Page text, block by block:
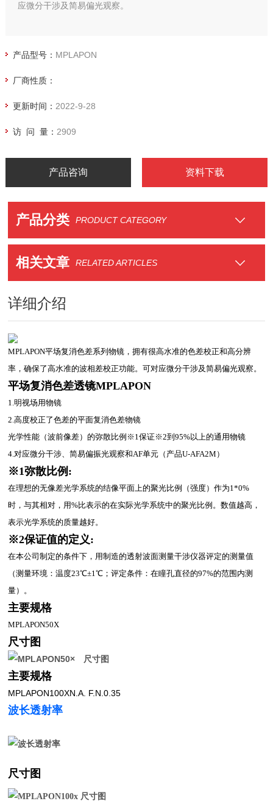
应微分干涉及简易偏光观察。
产品型号： MPLAPON
厂商性质：
更新时间： 2022-9-28
访 问 量： 2909
产品咨询 资料下载
产品分类 PRODUCT CATEGORY
相关文章 RELATED ARTICLES
详细介绍
MPLAPON平场复消色差系列物镜，拥有很高水准的色差校正和高分辨
率，确保了高水准的波相差校正功能。可对应微分干涉及简易偏光观察。
平场复消色差透镜MPLAPON
1.明视场用物镜
2.高度校正了色差的平面复消色差物镜
光学性能（波前像差）的弥散比例※1保证※2到95%以上的通用物镜
4.对应微分干涉、简易偏振光观察和AF单元（产品U-AFA2M）
※1弥散比例:
在理想的无像差光学系统的结像平面上的聚光比例（强度）作为1*0%
时，与其相对，用%比表示的在实际光学系统中的聚光比例。数值越高，
表示光学系统的质量越好。
※2保证值的定义:
在本公司制定的条件下，用制造的透射波面测量干涉仪器评定的测量值
（测量环境：温度23℃±1℃；评定条件：在瞳孔直径的97%的范围内测
量）。
主要规格
MPLAPON50X
尺寸图
主要规格
MPLAPON100XN.A. F.N.0.35
波长透射率
尺寸图